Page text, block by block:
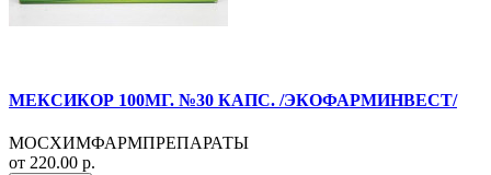
МЕКСИКОР 100МГ. №30 КАПС. /ЭКОФАРМИНВЕСТ/
МОСХИМФАРМПРЕПАРАТЫ
от 220.00 р.